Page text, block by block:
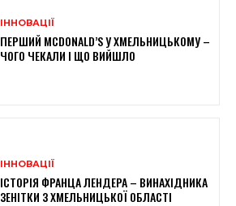
ІННОВАЦІЇ
ПЕРШИЙ MCDONALD’S У ХМЕЛЬНИЦЬКОМУ –
ЧОГО ЧЕКАЛИ І ЩО ВИЙШЛО
ІННОВАЦІЇ
ІСТОРІЯ ФРАНЦА ЛЕНДЕРА – ВИНАХІДНИКА
ЗЕНІТКИ З ХМЕЛЬНИЦЬКОЇ ОБЛАСТІ